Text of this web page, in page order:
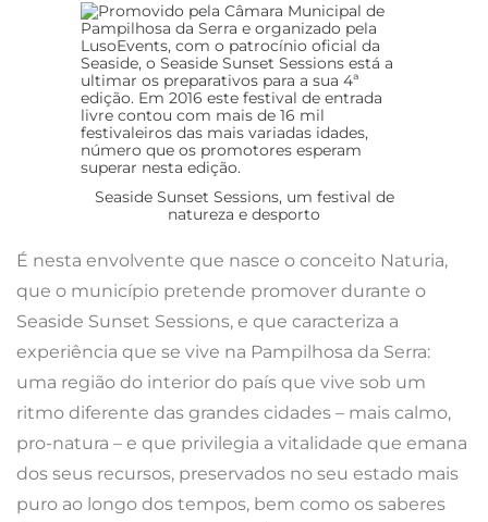
Seaside Sunset Sessions, um festival de
natureza e desporto
É nesta envolvente que nasce o conceito Naturia,
que o município pretende promover durante o
Seaside Sunset Sessions, e que caracteriza a
experiência que se vive na Pampilhosa da Serra:
uma região do interior do país que vive sob um
ritmo diferente das grandes cidades – mais calmo,
pro-natura – e que privilegia a vitalidade que emana
dos seus recursos, preservados no seu estado mais
puro ao longo dos tempos, bem como os saberes